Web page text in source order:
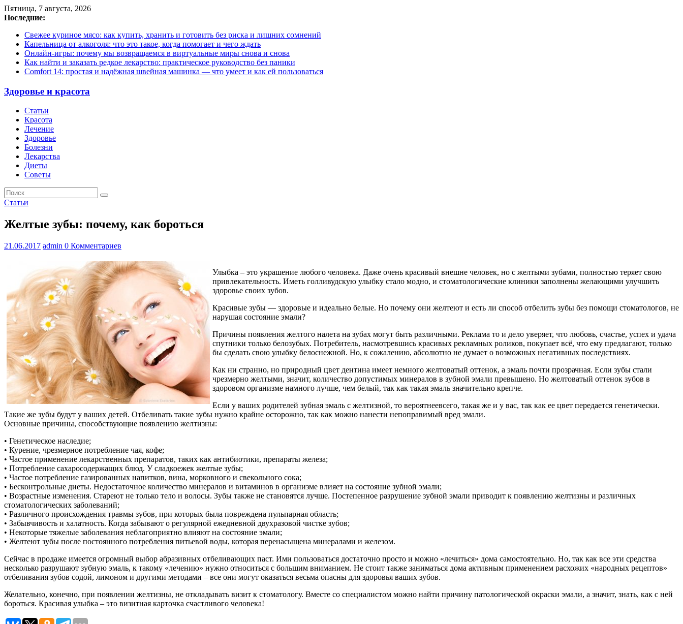
Пятница, 7 августа, 2026
Последние:
Свежее куриное мясо: как купить, хранить и готовить без риска и лишних сомнений
Капельница от алкоголя: что это такое, когда помогает и чего ждать
Онлайн-игры: почему мы возвращаемся в виртуальные миры снова и снова
Как найти и заказать редкое лекарство: практическое руководство без паники
Comfort 14: простая и надёжная швейная машинка — что умеет и как ей пользоваться
Здоровье и красота
Статьи
Красота
Лечение
Здоровье
Болезни
Лекарства
Диеты
Советы
Статьи
Желтые зубы: почему, как бороться
21.06.2017 admin 0 Комментариев
Улыбка – это украшение любого человека. Даже очень красивый внешне человек, но с желтыми зубами, полностью теряет свою
привлекательность. Иметь голливудскую улыбку стало модно, и стоматологические клиники заполнены желающими улучшить
здоровье своих зубов.
Красивые зубы — здоровые и идеально белые. Но почему они желтеют и есть ли способ отбелить зубы без помощи стоматологов, не
нарушая состояние эмали?
Причины появления желтого налета на зубах могут быть различными. Реклама то и дело уверяет, что любовь, счастье, успех и удача
спутники только белозубых. Потребитель, насмотревшись красивых рекламных роликов, покупает всё, что ему предлагают, только
бы сделать свою улыбку белоснежной. Но, к сожалению, абсолютно не думает о возможных негативных последствиях.
Как ни странно, но природный цвет дентина имеет немного желтоватый оттенок, а эмаль почти прозрачная. Если зубы стали
чрезмерно желтыми, значит, количество допустимых минералов в зубной эмали превышено. Но желтоватый оттенок зубов в
здоровом организме намного лучше, чем белый, так как такая эмаль значительно крепче.
Если у ваших родителей зубная эмаль с желтизной, то вероятнеевсего, такая же и у вас, так как ее цвет передается генетически.
Такие же зубы будут у ваших детей. Отбеливать такие зубы нужно крайне осторожно, так как можно нанести непоправимый вред эмали.
Основные причины, способствующие появлению желтизны:
• Генетическое наследие;
• Курение, чрезмерное потребление чая, кофе;
• Частое применение лекарственных препаратов, таких как антибиотики, препараты железа;
• Потребление сахаросодержащих блюд. У сладкоежек желтые зубы;
• Частое потребление газированных напитков, вина, морковного и свекольного сока;
• Бесконтрольные диеты. Недостаточное количество минералов и витаминов в организме влияет на состояние зубной эмали;
• Возрастные изменения. Стареют не только тело и волосы. Зубы также не становятся лучше. Постепенное разрушение зубной эмали приводит к появлению желтизны и различных
стоматологических заболеваний;
• Различного происхождения травмы зубов, при которых была повреждена пульпарная область;
• Забывчивость и халатность. Когда забывают о регулярной ежедневной двухразовой чистке зубов;
• Некоторые тяжелые заболевания неблагоприятно влияют на состояние эмали;
• Желтеют зубы после постоянного потребления питьевой воды, которая перенасыщена минералами и железом.
Сейчас в продаже имеется огромный выбор абразивных отбеливающих паст. Ими пользоваться достаточно просто и можно «лечиться» дома самостоятельно. Но, так как все эти средства
несколько разрушают зубную эмаль, к такому «лечению» нужно относиться с большим вниманием. Не стоит также заниматься дома активным применением расхожих «народных рецептов»
отбеливания зубов содой, лимоном и другими методами – все они могут оказаться весьма опасны для здоровья ваших зубов.
Желательно, конечно, при появлении желтизны, не откладывать визит к стоматологу. Вместе со специалистом можно найти причину патологической окраски эмали, а значит, знать, как с ней
бороться. Красивая улыбка – это визитная карточка счастливого человека!